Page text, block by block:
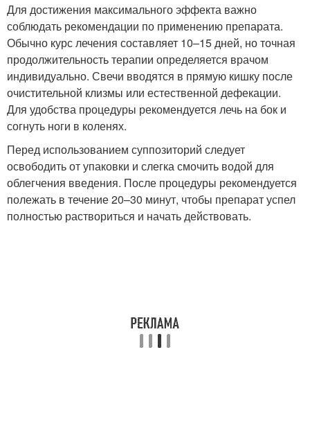
Для достижения максимального эффекта важно
соблюдать рекомендации по применению препарата.
Обычно курс лечения составляет 10–15 дней, но точная
продолжительность терапии определяется врачом
индивидуально. Свечи вводятся в прямую кишку после
очистительной клизмы или естественной дефекации.
Для удобства процедуры рекомендуется лечь на бок и
согнуть ноги в коленях.
Перед использованием суппозиторий следует
освободить от упаковки и слегка смочить водой для
облегчения введения. После процедуры рекомендуется
полежать в течение 20–30 минут, чтобы препарат успел
полностью раствориться и начать действовать.